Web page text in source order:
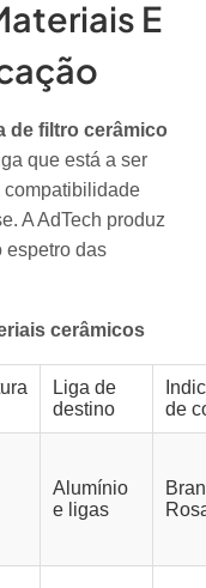
E
de filtro cerâmico
que está a ser
compatibilidade
A AdTech produz
espetro das
cerâmicos
Liga de
destino
de
Alumínio
e ligas